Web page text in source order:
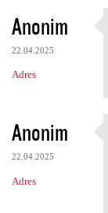
Anonim
22.04.2025
Adres
Anonim
22.04.2025
Adres